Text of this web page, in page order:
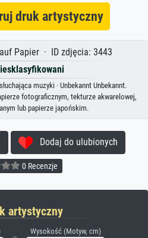
druk artystyczny
Papier · ID zdjęcia: 3443
muzyki · Unbekannt Unbekannt.
fotograficznym, tekturze akwarelowej,
lub papierze japońskim.
Dodaj do ulubionych
0 Recenzje
artystyczny
Wysokość (Motyw, cm)